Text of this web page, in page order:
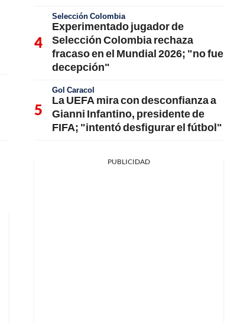
Selección Colombia
Experimentado jugador de
Selección Colombia rechaza
fracaso en el Mundial 2026; "no fue
decepción"
Gol Caracol
La UEFA mira con desconfianza a
Gianni Infantino, presidente de
FIFA; "intentó desfigurar el fútbol"
PUBLICIDAD